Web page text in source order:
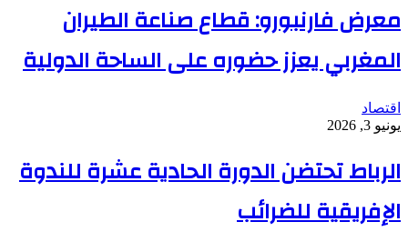
معرض فارنبورو: قطاع صناعة الطيران
المغربي يعزز حضوره على الساحة الدولية
اقتصاد
يونيو 3, 2026
الرباط تحتضن الدورة الحادية عشرة للندوة
الإفريقية للضرائب